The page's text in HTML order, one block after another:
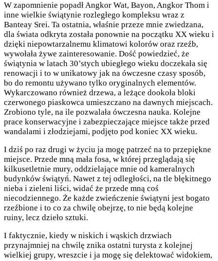
W zapomnienie popadł Angkor Wat, Bayon, Angkor Thom i
inne wielkie świątynie rozległego kompleksu wraz z
Banteay Srei. Ta ostatnia, właśnie przeze mnie zwiedzana,
dla świata odkryta została ponownie na początku XX wieku i
dzięki niepowtarzalnemu klimatowi kolorów oraz rzeźb,
wywołała żywe zainteresowanie. Dość powiedzieć, że
świątynia w latach 30’stych ubiegłego wieku doczekała się
renowacji i to w unikatowy jak na ówczesne czasy sposób,
bo do remontu używano tylko oryginalnych elementów.
Wykarczowano również drzewa, a leżące dookoła bloki
czerwonego piaskowca umieszczano na dawnych miejscach.
Zrobiono tyle, na ile pozwalała ówczesna nauka. Kolejne
prace konserwacyjne i zabezpieczające miejsce także przed
wandalami i złodziejami, podjęto pod koniec XX wieku.
I dziś po raz drugi w życiu ja mogę patrzeć na to przepiękne
miejsce. Przede mną mała fosa, w której przeglądają się
kilkusetletnie mury, oddzielające mnie od kameralnych
budynków świątyń. Nawet z tej odległości, na tle błękitnego
nieba i zieleni liści, widać że przede mną coś
niecodziennego. Że każde zwieńczenie świątyni jest bogato
rzeźbione i to co za chwilę obejrzę, to nie będą kolejne
ruiny, lecz dzieło sztuki.
I faktycznie, kiedy w niskich i wąskich drzwiach
przynajmniej na chwilę znika ostatni turysta z kolejnej
wielkiej grupy, wreszcie i ja mogę się delektować widokiem,